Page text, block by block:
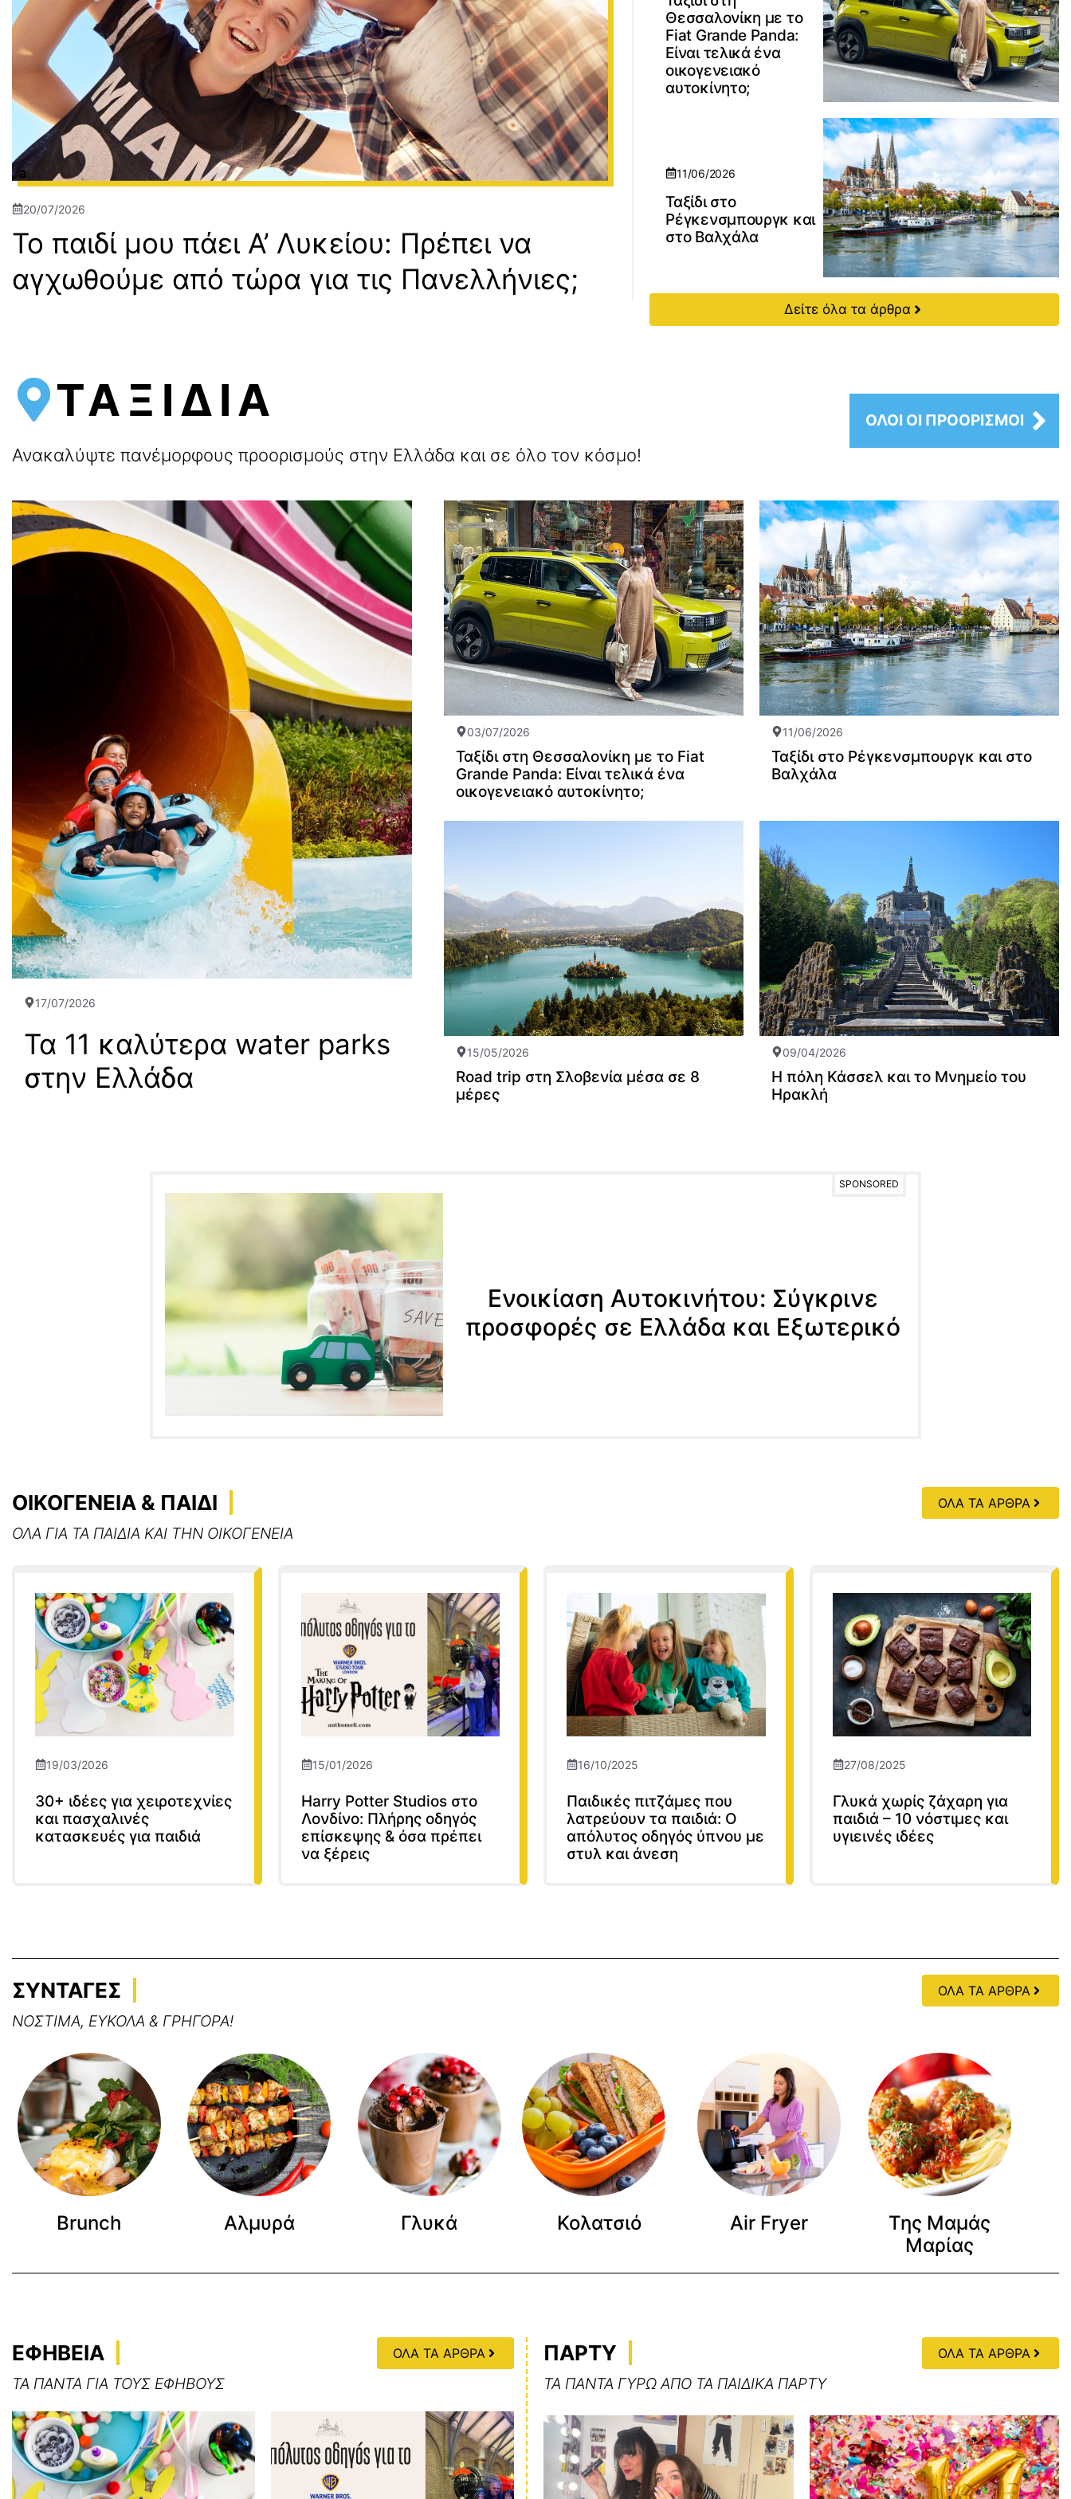
20/07/2026
Το παιδί μου πάει Α’ Λυκείου: Πρέπει να
αγχωθούμε από τώρα για τις Πανελλήνιες;
Θεσσαλονίκη με το
Fiat Grande Panda:
Είναι τελικά ένα
οικογενειακό
αυτοκίνητο;
11/06/2026
Ταξίδι στο
Ρέγκενσμπουργκ και
στο Βαλχάλα
Δείτε όλα τα άρθρα
ΤΑΞΙΔΙΑ
Ανακαλύψτε πανέμορφους προορισμούς στην Ελλάδα και σε όλο τον κόσμο!
ΟΛΟΙ ΟΙ ΠΡΟΟΡΙΣΜΟΙ
17/07/2026
Τα 11 καλύτερα water parks
στην Ελλάδα
03/07/2026
Ταξίδι στη Θεσσαλονίκη με το Fiat
Grande Panda: Είναι τελικά ένα
οικογενειακό αυτοκίνητο;
11/06/2026
Ταξίδι στο Ρέγκενσμπουργκ και στο
Βαλχάλα
15/05/2026
Road trip στη Σλοβενία μέσα σε 8
μέρες
09/04/2026
Η πόλη Κάσσελ και το Μνημείο του
Ηρακλή
SPONSORED
Ενοικίαση Αυτοκινήτου: Σύγκρινε
προσφορές σε Ελλάδα και Εξωτερικό
ΟΙΚΟΓΕΝΕΙΑ & ΠΑΙΔΙ ΟΛΑ ΤΑ ΑΡΘΡΑ
ΟΛΑ ΓΙΑ ΤΑ ΠΑΙΔΙΑ ΚΑΙ ΤΗΝ ΟΙΚΟΓΕΝΕΙΑ
19/03/2026
30+ ιδέες για χειροτεχνίες
και πασχαλινές
κατασκευές για παιδιά
15/01/2026
Harry Potter Studios στο
Λονδίνο: Πλήρης οδηγός
επίσκεψης & όσα πρέπει
να ξέρεις
16/10/2025
Παιδικές πιτζάμες που
λατρεύουν τα παιδιά: Ο
απόλυτος οδηγός ύπνου με
στυλ και άνεση
27/08/2025
Γλυκά χωρίς ζάχαρη για
παιδιά – 10 νόστιμες και
υγιεινές ιδέες
ΣΥΝΤΑΓΕΣ ΟΛΑ ΤΑ ΑΡΘΡΑ
ΝΟΣΤΙΜΑ, ΕΥΚΟΛΑ & ΓΡΗΓΟΡΑ!
Brunch Αλμυρά Γλυκά Κολατσιό Air Fryer
Της Μαμάς
Μαρίας
ΕΦΗΒΕΙΑ ΟΛΑ ΤΑ ΑΡΘΡΑ
ΤΑ ΠΑΝΤΑ ΓΙΑ ΤΟΥΣ ΕΦΗΒΟΥΣ
ΠΑΡΤΥ ΟΛΑ ΤΑ ΑΡΘΡΑ
ΤΑ ΠΑΝΤΑ ΓΥΡΩ ΑΠΟ ΤΑ ΠΑΙΔΙΚΑ ΠΑΡΤΥ